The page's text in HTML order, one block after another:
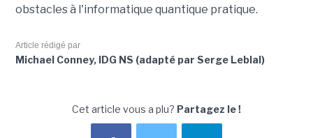
obstacles à l'informatique quantique pratique.
Article rédigé par
Michael Conney, IDG NS (adapté par Serge Leblal)
Cet article vous a plu? Partagez le !